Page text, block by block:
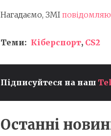
Нагадаємо, ЗМІ
Теми: Кіберспорт, CS2
Підписуйтеся на наш
Останні
ROCKSTAR
РОЗШИРЕНИЙ
ВЖЕ ЦЬОГО